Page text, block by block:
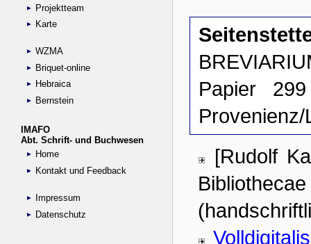
Projektteam
Karte
WZMA
Briquet-online
Hebraica
Bernstein
IMAFO
Abt. Schrift- und Buchwesen
Home
Kontakt und Feedback
Impressum
Datenschutz